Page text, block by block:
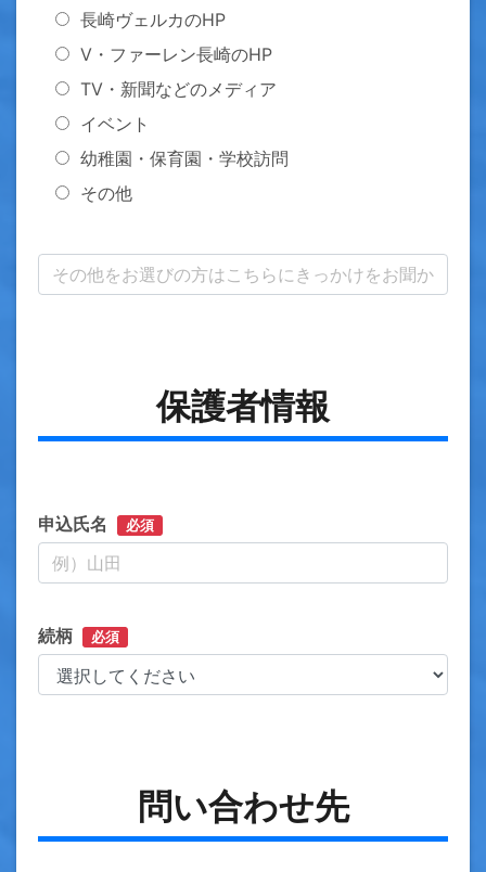
長崎ヴェルカのHP
V・ファーレン長崎のHP
TV・新聞などのメディア
イベント
幼稚園・保育園・学校訪問
その他
保護者情報
申込氏名 必須
続柄 必須
問い合わせ先